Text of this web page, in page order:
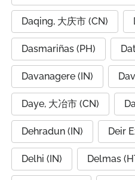
Daqing, 大庆市 (CN)
Dasmariñas (PH)
Davanagere (IN)
Daye, 大冶市 (CN)
Dehradun (IN)
Delhi (IN) Delmas